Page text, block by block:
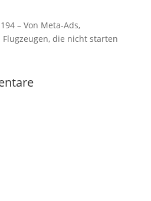
– Von Meta-Ads,
die nicht starten